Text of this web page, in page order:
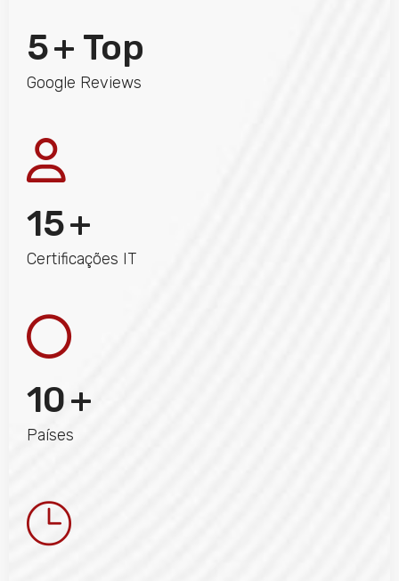
5+ Top
Google Reviews
15+
Certificações IT
10+
Países